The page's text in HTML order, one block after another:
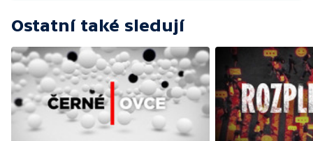
Ostatní také sledují